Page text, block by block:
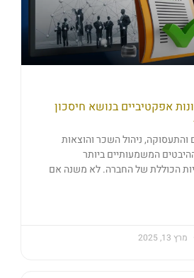
אפקטיביים בנושא חיסכון
והתעסוקה, ניהול השכר והוצאות
המשמעותיים ביותר
הכוללת של החברה. לא משנה אם
מרץ 13, 2025